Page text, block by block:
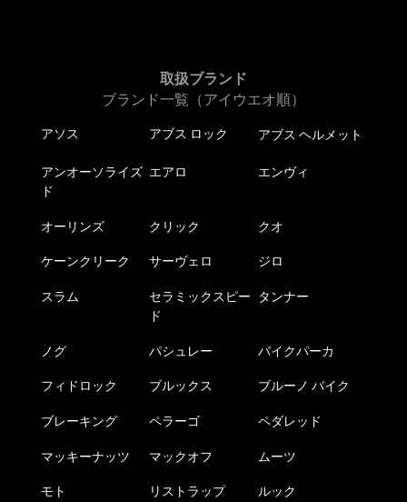
取扱ブランド
ブランド一覧（アイウエオ順）
アソス アブス ロック アブス ヘルメット
アンオーソライズ
ド
エアロ エンヴィ
オーリンズ クリック クオ
ケーンクリーク サーヴェロ ジロ
スラム
セラミックスピー
ド
タンナー
ノグ パシュレー バイクパーカ
フィドロック ブルックス ブルーノ バイク
ブレーキング ペラーゴ ペダレッド
マッキーナッツ マックオフ ムーツ
モト リストラップ ルック